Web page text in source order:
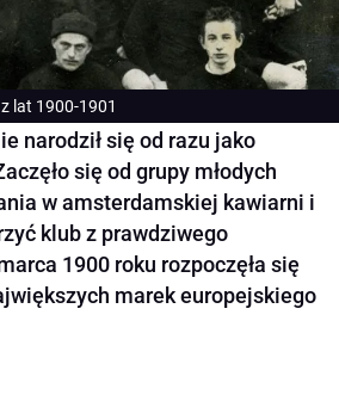
lat 1900-1901
narodził się od razu jako
się od grupy młodych
w amsterdamskiej kawiarni i
klub z prawdziwego
1900 roku rozpoczęła się
marek europejskiego